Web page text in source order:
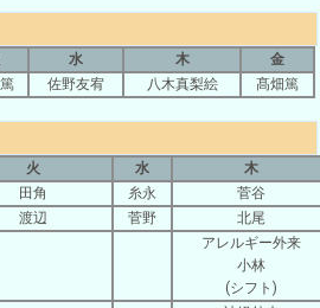
水 木
金
佐野友宥 八木真梨絵 髙畑篤
火 水 木
田角 糸永
菅谷
渡辺 菅野 北尾
アレルギー外来
小林
(シフト)